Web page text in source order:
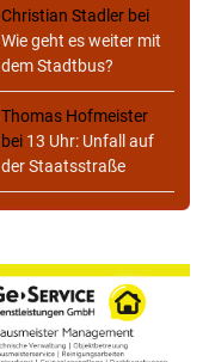
Christian Stadler bei
Wie geht es weiter mit
dem Stadtbus?
Thomas Hofmeister
bei 13 Uhr: Unfall auf
der Staatsstraße